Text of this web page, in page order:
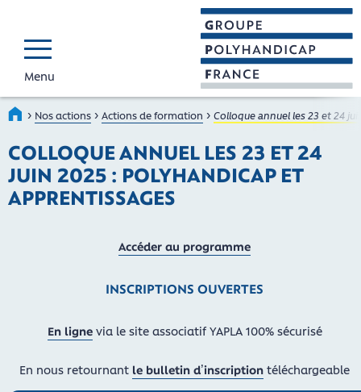
GROUPE
Faire connaître et
Menu
Accueil
› Nos actions › Actions de formation › Colloque annuel les 23 et 24
COLLOQUE ANNUEL LES 23 ET 24
JUIN 2025 : POLYHANDICAP ET
APPRENTISSAGES
Accéder au programme
INSCRIPTIONS OUVERTES
En ligne via le site associatif YAPLA 100% sécurisé
En nous retournant le bulletin d’inscription téléchargeable